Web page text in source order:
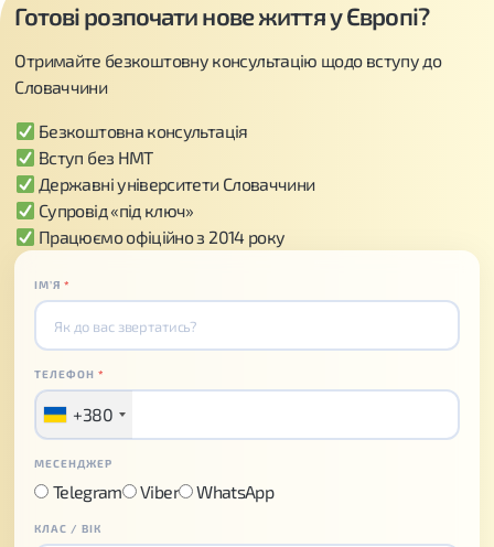
Готові розпочати нове життя у Європі?
Отримайте безкоштовну консультацію щодо вступу до
Словаччини
Безкоштовна консультація
Вступ без НМТ
Державні університети Словаччини
Супровід «під ключ»
Працюємо офіційно з 2014 року
ІМʼЯ*
ТЕЛЕФОН*
+380
МЕСЕНДЖЕР
Telegram Viber WhatsApp
КЛАС / ВІК